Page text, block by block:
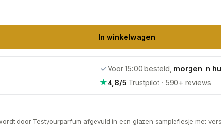
In winkelwagen
✓Voor 15:00 besteld, morgen in
★4,8/5 Trustpilot · 590+ reviews
door Testyourparfum afgevuld in een glazen sampleflesje met